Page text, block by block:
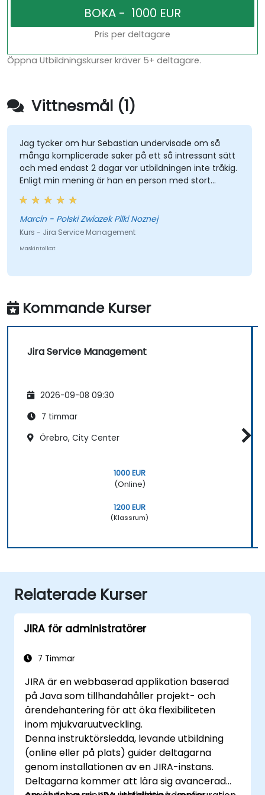
Pris per deltagare
Öppna Utbildningskurser kräver 5+ deltagare.
Vittnesmål (1)
Jag tycker om hur Sebastian undervisade om så
många komplicerade saker på ett så intressant sätt
och med endast 2 dagar var utbildningen inte tråkig.
Enligt min mening är han en person med stort
kunskapsinnehåll, vet mycket väl vad han pratar om,
språket som han försöker kommunicera med
publiken är begripligt. Behåll bara det här nivån,
tycker jag.
Marcin - Polski Zwiazek Pilki Noznej
Kurs - Jira Service Management
Maskintolkat
Kommande Kurser
Jira Service Management
2026-09-08 09:30
7 timmar
Örebro, City Center
1000 EUR
(Online)
1200 EUR
(Klassrum)
Relaterade Kurser
JIRA för administratörer
7 Timmar
JIRA är en webbaserad applikation baserad
på Java som tillhandahåller projekt- och
ärendehantering för att öka flexibiliteten
inom mjukvaruutveckling.
Denna instruktörsledda, levande utbildning
(online eller på plats) guider deltagarna
genom installationen av en JIRA-instans.
Deltagarna kommer att lära sig avancerad